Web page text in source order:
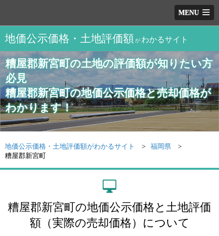
MENU
地価公示価格・土地評価額が わかるサイト
糟屋郡新宮町の土地の評価額が知りたい方
必見
糟屋郡新宮町の地価公示価格と売却価格が
わかります！
地価公示価格・土地評価額がわかるサイト
福岡県
糟屋郡新宮町
糟屋郡新宮町の地価公示価格と土地評価
額（実際の売却価格）について